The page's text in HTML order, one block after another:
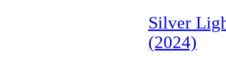
Silver
(2024)